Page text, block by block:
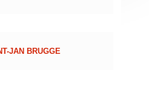
JAN BRUGGE